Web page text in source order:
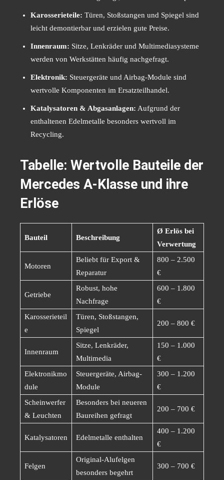
Karosserieteile: Türen, Stoßstangen und Spiegel sind
leicht demontierbar und erzielen gute Preise.
Innenraum: Sitze, Lenkräder und Multimediasysteme
werden von Werkstätten häufig nachgefragt.
Elektronik: Steuergeräte und Airbag-Module sind
wertvolle Komponenten im Ersatzteilhandel.
Katalysatoren & Abgasanlagen: Aufgrund der
enthaltenen Edelmetalle besonders wertvoll im
Recycling.
Tabelle: Wertvolle Bauteile der
Mercedes A-Klasse und ihre
Erlöse
Bauteil Beschreibung
Ø Erlös bei
Verwertung
Motoren
Beliebt für Export &
Reparatur
800 – 2.500
€
Getriebe
Robust, hohe
Nachfrage
600 – 1.800
€
Karosserieteil
e
Türen, Stoßstangen,
Spiegel
200 – 800 €
Innenraum
Sitze, Lenkräder,
Multimedia
150 – 1.000
€
Elektronikmo
dule
Steuergeräte, Airbag-
Module
300 – 1.200
€
Scheinwerfer
& Leuchten
Besonders bei neueren
Baureihen gefragt
200 – 700 €
Katalysatoren Edelmetalle enthalten
400 – 1.200
€
Felgen
Original-Alufelgen
besonders begehrt
300 – 700 €